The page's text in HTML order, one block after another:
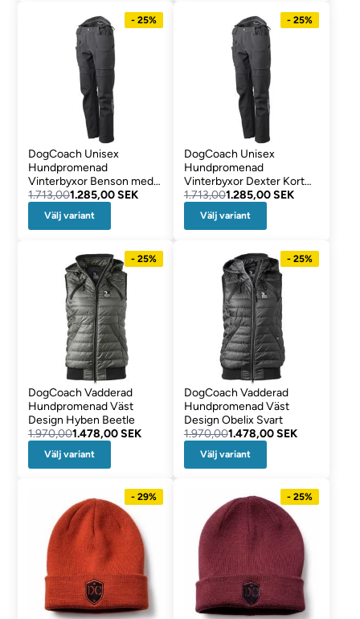
- 25%
DogCoach Unisex
Hundpromenad
Vinterbyxor Benson med
Extra Benlängd
1.713,001.285,00 SEK
Välj variant
- 25%
DogCoach Unisex
Hundpromenad
Vinterbyxor Dexter Kort
Benlängd
1.713,001.285,00 SEK
Välj variant
- 25%
DogCoach Vadderad
Hundpromenad Väst
Design Hyben Beetle
1.970,001.478,00 SEK
Välj variant
- 25%
DogCoach Vadderad
Hundpromenad Väst
Design Obelix Svart
1.970,001.478,00 SEK
Välj variant
- 29% - 25%